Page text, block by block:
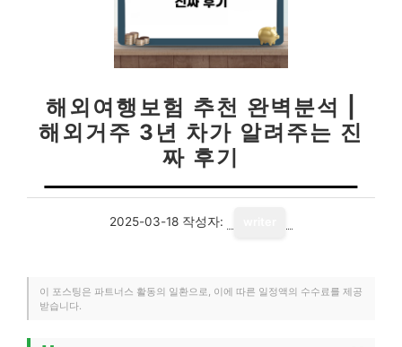
해외여행보험 추천 완벽분석 |
해외거주 3년 차가 알려주는 진
짜 후기
2025-03-18 작성자:
이 포스팅은 파트너스 활동의 일환으로, 이에 따른 일정액의 수수료를 제공
받습니다.